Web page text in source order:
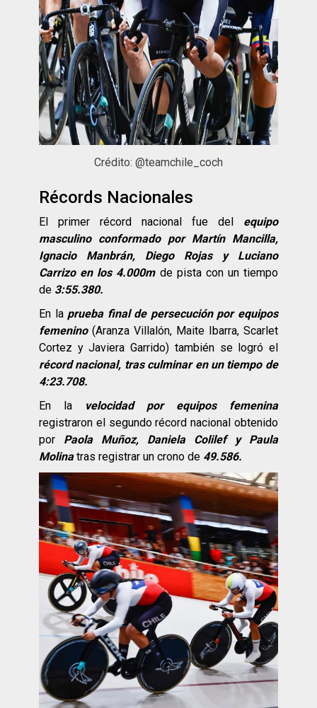
Crédito: @teamchile_coch
Récords Nacionales
El primer récord nacional fue del equipo
masculino conformado por Martín Mancilla,
Ignacio Manbrán, Diego Rojas y Luciano
Carrizo en los 4.000mde pista con un tiempo
de 3:55.380.
En la prueba final de persecución por equipos
femenino (Aranza Villalón, Maite Ibarra, Scarlet
Cortez y Javiera Garrido) también se logró el
récord nacional, tras culminar en un tiempo de
4:23.708.
En la
velocidad por equipos femenina
registraron el segundo récord nacional obtenido
por Paola Muñoz, Daniela Colilef y Paula
Molinatras registrar un crono de 49.586.